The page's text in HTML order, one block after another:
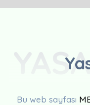
Bu web sayfası